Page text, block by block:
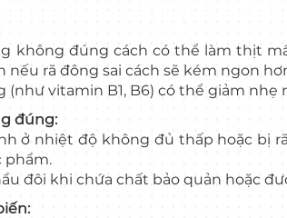
không đúng cách có thể làm thịt
nếu rã đông sai cách sẽ kém ngon
vitamin B1, B6) có thể giảm nhẹ
đúng:
ở nhiệt độ không đủ thấp hoặc bị
phẩm.
đôi khi chứa chất bảo quản hoặc